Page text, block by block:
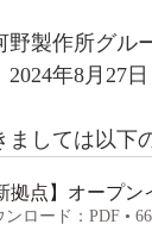
野製作所グル
2024年8月27
ましては以下
拠点】オープ
ンロード：PDF •